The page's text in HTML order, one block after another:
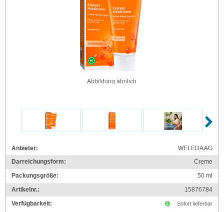
Abbildung ähnlich
Anbieter:
WELEDA AG
Darreichungsform:
Creme
Packungsgröße:
50ml
Artikelnr.:
15876784
Verfügbarkeit:
Sofort lieferbar